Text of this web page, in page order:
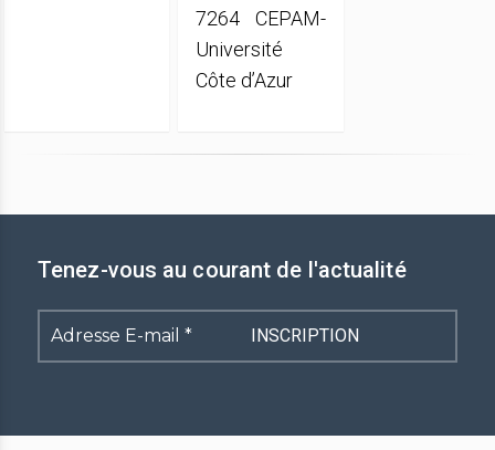
7264 CEPAM-
Université
Côte d’Azur
Tenez-vous au courant de l'actualité
Adresse
E-